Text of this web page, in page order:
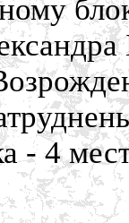
- 4